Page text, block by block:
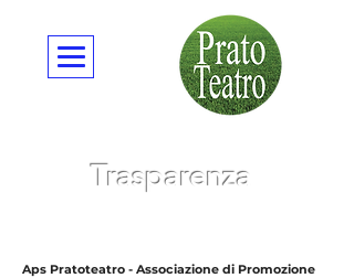
Trasparenza
Aps Pratoteatro - Associazione di Promozione